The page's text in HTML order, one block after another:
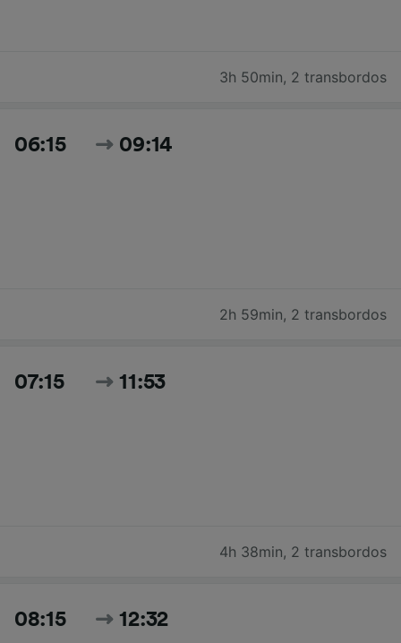
3h 50min, 2 transbordos
06:15 09:14
2h 59min, 2 transbordos
07:15 11:53
4h 38min, 2 transbordos
08:15 12:32